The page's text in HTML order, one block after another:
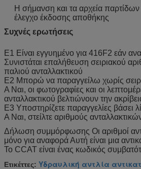
Η σήμανση και τα αρχεία
έλεγχο έκδοσης αποθήκης
Συχνές ερωτήσεις
Ε1 Είναι εγγυημένο για 416F2 εάν
Συνιστάται επαλήθευση σειριακού
παλιού ανταλλακτικού
Ε2 Μπορώ να παραγγείλω χωρίς
Α Ναι, οι φωτογραφίες και οι
ανταλλακτικού βελτιώνουν την
Ε3 Υποστηρίζετε παραγγελίες βάσει
Α Ναι, στείλτε αριθμούς
Δήλωση συμμόρφωσης Οι αριθμοί
μόνο για αναφορά Αυτή είναι μια
Το CCAT είναι ένας κωδικός
Ετικέττες: Υδραυλική αντλία